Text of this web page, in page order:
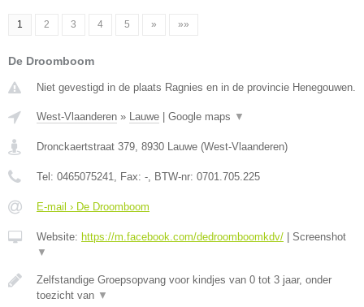
1 2 3 4 5 » »»
De Droomboom
Niet gevestigd in de plaats Ragnies en in de provincie Henegouwen.
West-Vlaanderen » Lauwe Google maps ▼
Dronckaertstraat 379, 8930 Lauwe (West-Vlaanderen)
Tel: 0465075241, Fax: -, BTW-nr: 0701.705.225
E-mail › De Droomboom
Website: https://m.facebook.com/dedroomboomkdv/
Screenshot
▼
Zelfstandige Groepsopvang voor kindjes van 0 tot 3 jaar, onder
toezicht van ▼